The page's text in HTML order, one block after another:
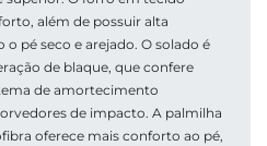
além de possuir alta
pé seco e arejado. O solado é
de blaque, que confere
de amortecimento
de impacto. A palmilha
oferece mais conforto ao pé,